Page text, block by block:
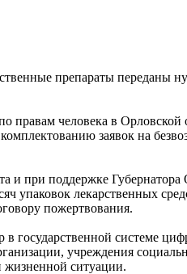
препараты переданы
правам человека в
заявок на
и при поддержке
упаковок лекарственных
пожертвования.
государственной системе
учреждения
жизненной ситуации.